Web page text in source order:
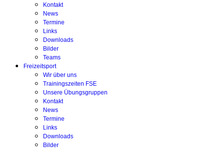
Kontakt
News
Termine
Links
Downloads
Bilder
Teams
Freizeitsport
Wir über uns
Trainingszeiten FSE
Unsere Übungsgruppen
Kontakt
News
Termine
Links
Downloads
Bilder